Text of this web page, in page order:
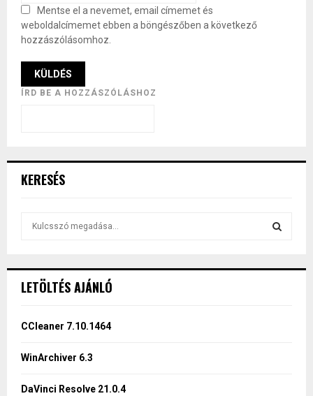
Mentse el a nevemet, email címemet és
weboldalcímemet ebben a böngészőben a következő
hozzászólásomhoz.
ÍRD BE A HOZZÁSZÓLÁSHOZ
KERESÉS
h
o
:
LETÖLTÉS AJÁNLÓ
CCleaner 7.10.1464
WinArchiver 6.3
DaVinci Resolve 21.0.4